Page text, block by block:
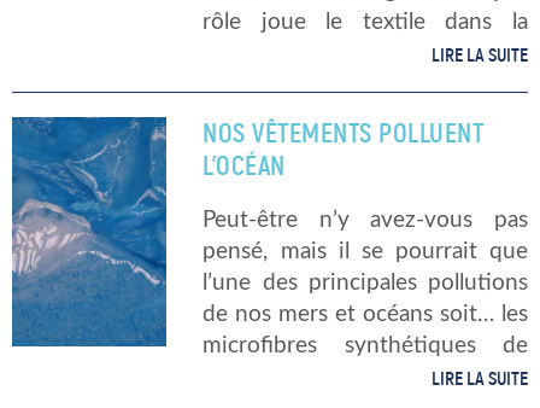
rôle joue le textile dans la
pollution des océans ? En quoi
pollution aux microfibres de […]
LIRE LA SUITE
NOS VÊTEMENTS POLLUENT
L’OCÉAN
Peut-être n’y avez-vous pas
pensé, mais il se pourrait que
l’une des principales pollutions
de nos mers et océans soit… les
microfibres synthétiques de
nos vêtements ! Pourquoi et
LIRE LA SUITE